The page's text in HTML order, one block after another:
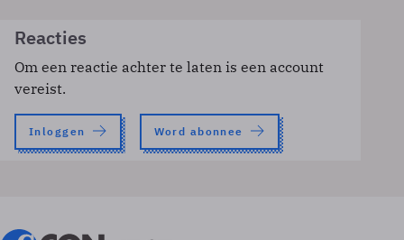
Reacties
Om een reactie achter te laten is een account
vereist.
Inloggen Word abonnee